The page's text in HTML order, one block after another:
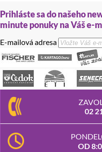
Prihláste sa do našeho
minute ponuky na Váš e-
E-mailová adresa
02
OD